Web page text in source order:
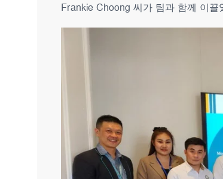
Frankie Choong 씨가 팀과 함께 이끌